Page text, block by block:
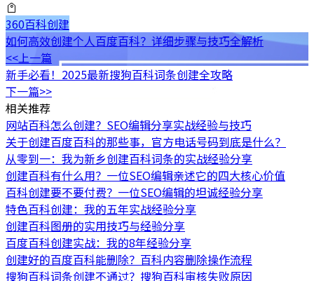
360百科创建
如何高效创建个人百度百科？详细步骤与技巧全解析
<<上一篇
新手必看！2025最新搜狗百科词条创建全攻略
下一篇>>
相关推荐
网站百科怎么创建？SEO编辑分享实战经验与技巧
关于创建百度百科的那些事，官方电话号码到底是什么？
从零到一：我为新乡创建百科词条的实战经验分享
创建百科有什么用？一位SEO编辑亲述它的四大核心价值
百科创建要不要付费？一位SEO编辑的坦诚经验分享
特色百科创建：我的五年实战经验分享
创建百科图册的实用技巧与经验分享
百度百科创建实战：我的8年经验分享
创建好的百度百科能删除？百科内容删除操作流程
搜狗百科词条创建不通过？搜狗百科审核失败原因